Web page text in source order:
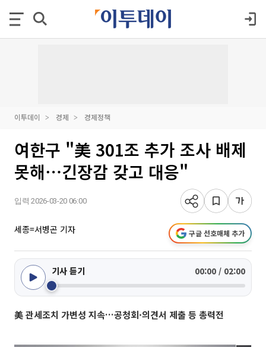
이투데이 경제 경제정책
여한구 "美 301조 추가 조사 배제
못해⋯긴장감 갖고 대응"
입력 2026-03-20 06:00
세종=서병곤 기자 구글 선호매체 추가
기사 듣기 00:00 / 02:00
美 관세조치 가변성 지속…공청회·의견서 제출 등 총력전